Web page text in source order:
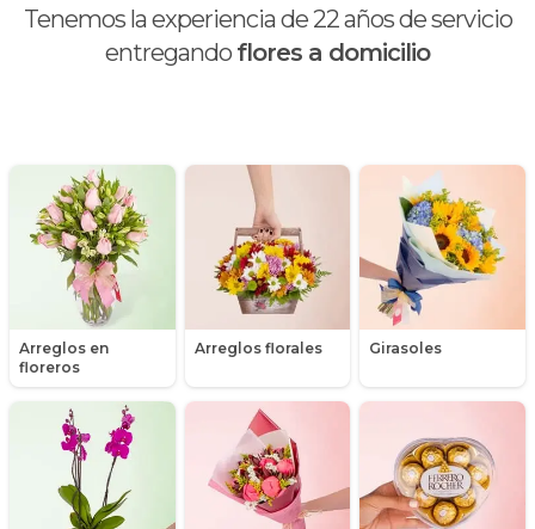
Tenemos la experiencia de 22años de servicio
entregando flores a domicilio
Arreglos en
floreros
Arreglos florales Girasoles
Chocolates y galletas
Día de la secretaria
Flores y Regalos de Navidad
Gerberas
Girasoles
Globos
Graduación
Hipericum